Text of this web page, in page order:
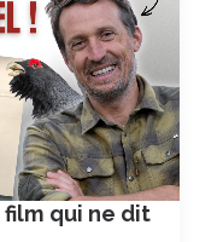
qui ne dit